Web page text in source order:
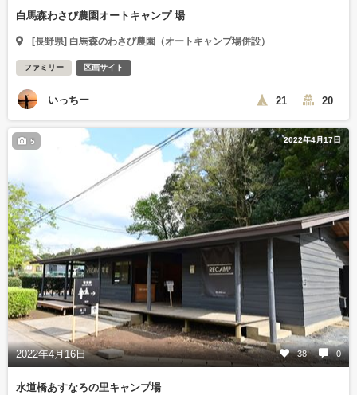
白馬森わさび農園オートキャンプ 場
[長野県] 白馬森のわさび農園（オートキャンプ場併設）
ファミリー 区画サイト
いっちー 21 20
2022年4月17日
2022年4月16日 38 0
5
水道橋あすなろの里キャンプ場